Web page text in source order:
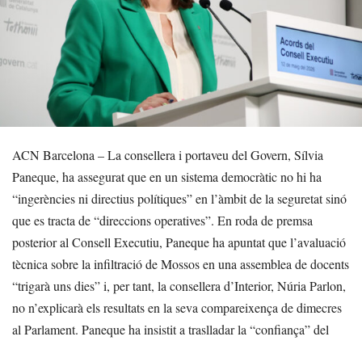
ACN Barcelona – La consellera i portaveu del Govern, Sílvia
Paneque, ha assegurat que en un sistema democràtic no hi ha
“ingerències ni directius polítiques” en l’àmbit de la seguretat sinó
que es tracta de “direccions operatives”. En roda de premsa
posterior al Consell Executiu, Paneque ha apuntat que l’avaluació
tècnica sobre la infiltració de Mossos en una assemblea de docents
“trigarà uns dies” i, per tant, la consellera d’Interior, Núria Parlon,
no n’explicarà els resultats en la seva compareixença de dimecres
al Parlament. Paneque ha insistit a traslladar la “confiança” del